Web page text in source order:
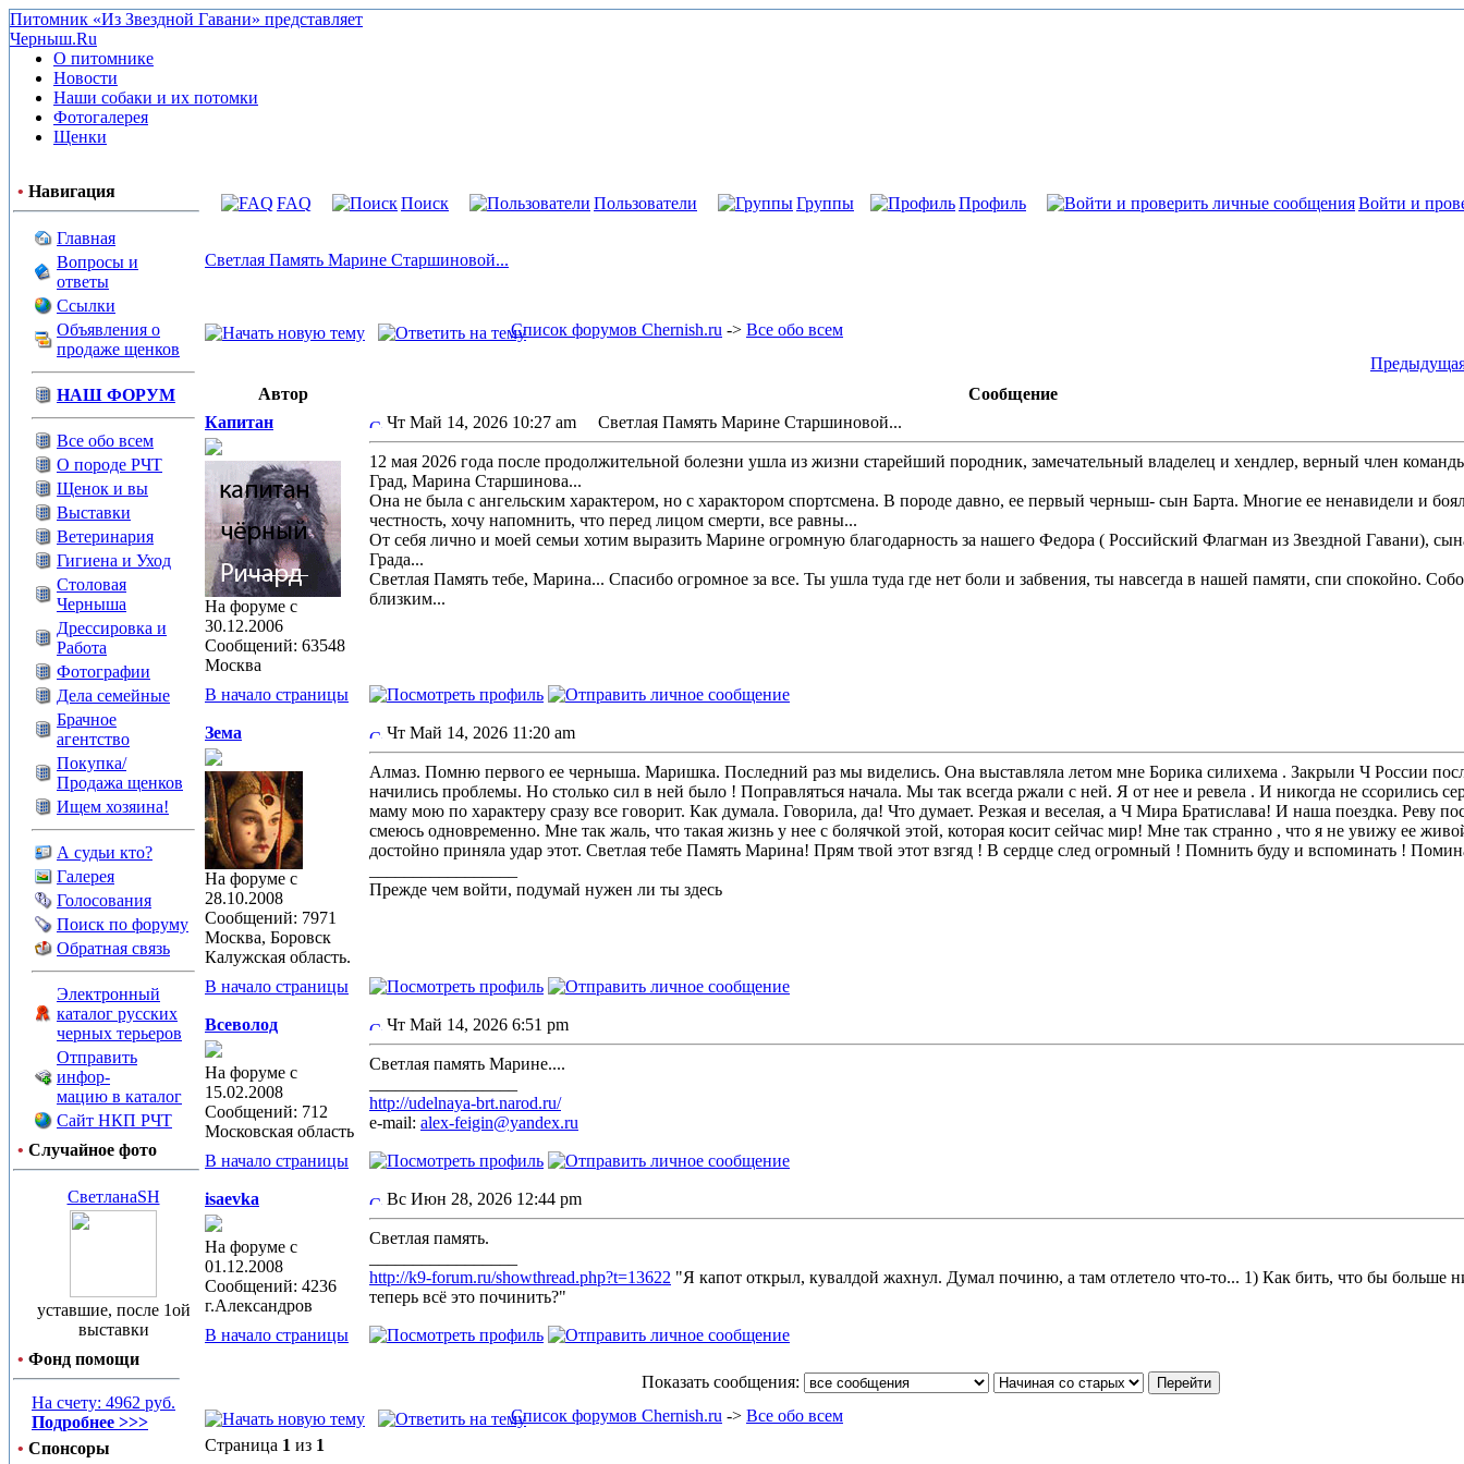
Питомник «Из Звездной Гавани» представляет
Черныш.Ru
О питомнике
Новости
Наши собаки и их потомки
Фотогалерея
Щенки
• Навигация
Главная
Вопросы и
ответы
Ссылки
Объявления о
продаже щенков
НАШ ФОРУМ
Все обо всем
О породе РЧТ
Щенок и вы
Выставки
Ветеринария
Гигиена и Уход
Столовая
Черныша
Дрессировка и
Работа
Фотографии
Дела семейные
Брачное
агентство
Покупка/
Продажа щенков
Ищем хозяина!
А судьи кто?
Галерея
Голосования
Поиск по форуму
Обратная связь
Электронный
каталог русских
черных терьеров
Отправить
инфор-
мацию в каталог
Сайт НКП РЧТ
• Случайное фото
СветланаSH
уставшие, после 1ой
выставки
• Фонд помощи
На счету: 4962 руб.
Подробнее >>>
• Спонсоры
FAQ Поиск Пользователи Группы Профиль Войти и
Светлая Память Марине Старшиновой...
Список форумов Chernish.ru -> Все обо всем
Автор
Сообщение
Капитан
На форуме с
30.12.2006
Сообщений: 63548
Москва
Чт Май 14, 2026 10:27 am Светлая Память Марине Старшиновой...
12 мая 2026 года после продолжительной болезни ушла из жизни старейший породник, замечательный владелец и хендлер, верный член
Град, Марина Старшинова...
Она не была с ангельским характером, но с характором спортсмена. В породе давно, ее первый черныш- сын Барта. Многие ее ненавидели и
честность, хочу напомнить, что перед лицом смерти, все равны...
От себя лично и моей семьи хотим выразить Марине огромную благодарность за нашего Федора ( Российский Флагман из Звездной Гавани),
Града...
Светлая Память тебе, Марина... Спасибо огромное за все. Ты ушла туда где нет боли и забвения, ты навсегда в нашей памяти, спи спокойно.
близким...
В начало страницы
Зема
На форуме с
28.10.2008
Сообщений: 7971
Москва, Боровск
Калужская область.
Чт Май 14, 2026 11:20 am
Алмаз. Помню первого ее черныша. Маришка. Последний раз мы виделись. Она выставляла летом мне Борика силихема . Закрыли Ч России
начились проблемы. Но столько сил в ней было ! Поправляться начала. Мы так всегда ржали с ней. Я от нее и ревела . И никогда не ссорились
маму мою по характеру сразу все говорит. Как думала. Говорила, да! Что думает. Резкая и веселая, а Ч Мира Братислава! И наша поездка. Реву
смеюсь одновременно. Мне так жаль, что такая жизнь у нее с болячкой этой, которая косит сейчас мир! Мне так странно , что я не увижу ее
достойно приняла удар этот. Светлая тебе Память Марина! Прям твой этот взгяд ! В сердце след огромный ! Помнить буду и вспоминать !
Прежде чем войти, подумай нужен ли ты здесь
В начало страницы
Всеволод
На форуме с
15.02.2008
Сообщений: 712
Московская область
Чт Май 14, 2026 6:51 pm
Светлая память Марине....
http://udelnaya-brt.narod.ru/
e-mail: alex-feigin@yandex.ru
В начало страницы
isaevka
На форуме с
01.12.2008
Сообщений: 4236
г.Александров
Вс Июн 28, 2026 12:44 pm
Светлая память.
http://k9-forum.ru/showthread.php?t=13622 "Я капот открыл, кувалдой жахнул. Думал починю, а там отлетело что-то... 1) Как бить, что бы больше
теперь всё это починить?"
В начало страницы
Показать сообщения:
Список форумов Chernish.ru -> Все обо всем
Страница 1 из 1